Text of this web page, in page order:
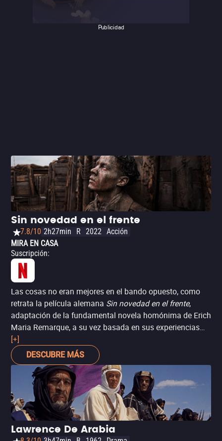
Publicidad
Sin novedad en el frente
7.8/10 2h27min R 2022 Acción
MIRA EN CASA
Suscripción:
Las cosas no eran mejores en el bando opuesto, como
retrata la película alemana Sin novedad en el frente,
adaptación de la fundamental novela homónima de Erich
Maria Remarque, a su vez basada en sus experiencias
con el Ejército Imperial Alemán durante la Primera Guerra
Mundial. Se trata de una obra anti-bélica fundamental, un
espíritu que la película rescata con sus licencias
creativas: la adaptación crea una subtrama sobre los
funcionarios negociando el armisticio para detener la
guerra. Así, muestra un lado pocas veces visto, pero
necesario: el de los políticos y poderosos que no ven a
los soldados como seres humanos, sino como peones en
el tablero de sus ambiciones.
[+]
DESCUBRE MÁS
Lawrence De Arabia